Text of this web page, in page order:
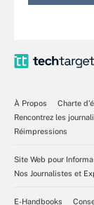
À Propos
Charte
Rencontrez les
Réimpressions
Site Web pour
Nos Journalistes et
E-Handbooks